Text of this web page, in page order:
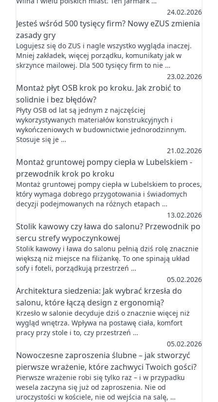
24.02.2026
Jesteś wśród 500 tysięcy firm? Nowy eZUS zmienia
zasady gry
Logujesz się do ZUS i nagle wszystko wygląda inaczej.
Mniej zakładek, więcej porządku, komunikaty jak w
skrzynce mailowej. Dla 500 tysięcy firm to nie …
23.02.2026
Montaż płyt OSB krok po kroku. Jak zrobić to
solidnie i bez błędów?
Płyty OSB od lat są jednym z najczęściej
wykorzystywanych materiałów konstrukcyjnych i
wykończeniowych w budownictwie jednorodzinnym.
Stosuje się je …
21.02.2026
Montaż gruntowej pompy ciepła w Lubelskiem -
przewodnik krok po kroku
Montaż gruntowej pompy ciepła w Lubelskiem to proces,
który wymaga dobrego przygotowania i świadomych
decyzji podejmowanych na różnych etapach …
13.02.2026
Stolik kawowy czy ława do salonu? Przewodnik po
sercu strefy wypoczynkowej
Stolik kawowy i ława do salonu pełnią dziś rolę znacznie
większą niż miejsce na filiżankę. To one spinają układ
sofy i foteli, porządkują przestrzeń …
05.02.2026
Architektura siedzenia: Jak wybrać krzesła do
salonu, które łączą design z ergonomią?
Krzesło w salonie decyduje dziś o znacznie więcej niż
wygląd wnętrza. Wpływa na postawę ciała, komfort
pracy przy stole i to, czy przestrzeń …
05.02.2026
Nowoczesne zaproszenia ślubne – jak stworzyć
pierwsze wrażenie, które zachwyci Twoich gości?
Pierwsze wrażenie robi się tylko raz – i w przypadku
wesela zaczyna się już od zaproszenia. Nie od
uroczystości w kościele, nie od wejścia na salę, …